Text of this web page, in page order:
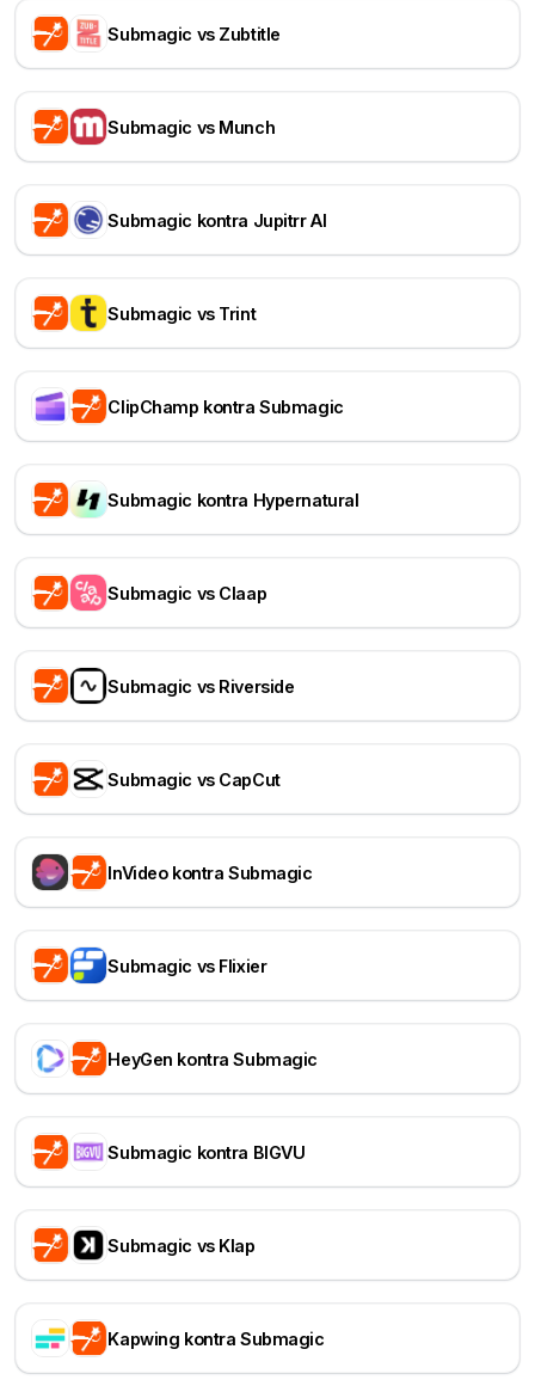
Submagic vs Zubtitle
Submagic vs Munch
Submagic kontra Jupitrr AI
Submagic vs Trint
ClipChamp kontra Submagic
Submagic kontra Hypernatural
Submagic vs Claap
Submagic vs Riverside
Submagic vs CapCut
InVideo kontra Submagic
Submagic vs Flixier
HeyGen kontra Submagic
Submagic kontra BIGVU
Submagic vs Klap
Kapwing kontra Submagic